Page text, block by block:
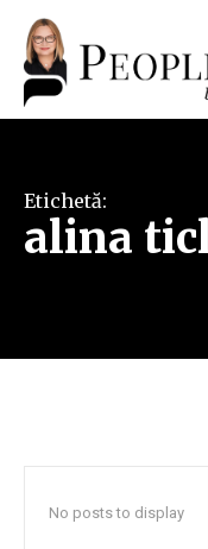
Etichetă:
alina
No posts to display